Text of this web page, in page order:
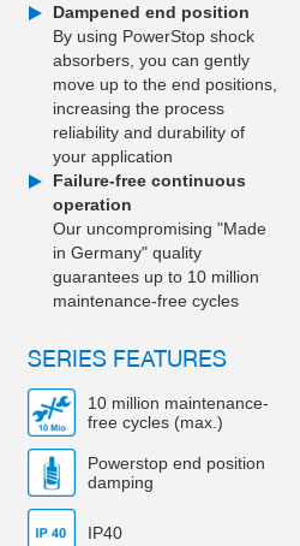
Dampened end position
By using PowerStop shock
absorbers, you can gently
move up to the end positions,
increasing the process
reliability and durability of
your application
Failure-free continuous
operation
Our uncompromising "Made
in Germany" quality
guarantees up to 10 million
maintenance-free cycles
SERIES FEATURES
10 million maintenance-
free cycles (max.)
Powerstop end position
damping
IP40